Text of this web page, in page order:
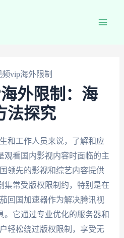
vip海外限制
外限制：海
法探究
和工作人员来说，了解和应
观看国内影视内容时面临的主
领先的影视和综艺内容提供
集常受版权限制约，特别是在
回国加速器作为解决腾讯视
。它通过专业优化的服务器和
轻松绕过版权限制，享受无